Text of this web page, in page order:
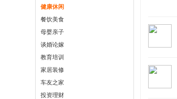
健康休闲
餐饮美食
母婴亲子
谈婚论嫁
教育培训
家居装修
车友之家
投资理财